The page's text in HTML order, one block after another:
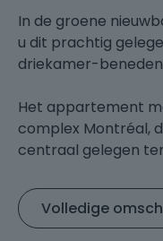
In de groene
u dit prachtig
driekamer-
Het appartement
complex Montréal,
centraal gelegen
minuten op alle
A12).Volledige